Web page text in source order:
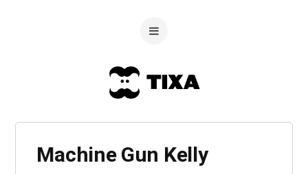
Machine Gun Kelly